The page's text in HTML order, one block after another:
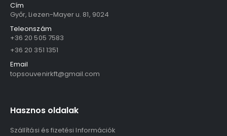
Cím
Győr, Liezen-Mayer u. 81, 9024
Teleonszám
+36 20 505 7583
+36 20 351 1351
Email
topsouvenirkft@gmail.com
Hasznos oldalak
Szállítási és fizetési Információk